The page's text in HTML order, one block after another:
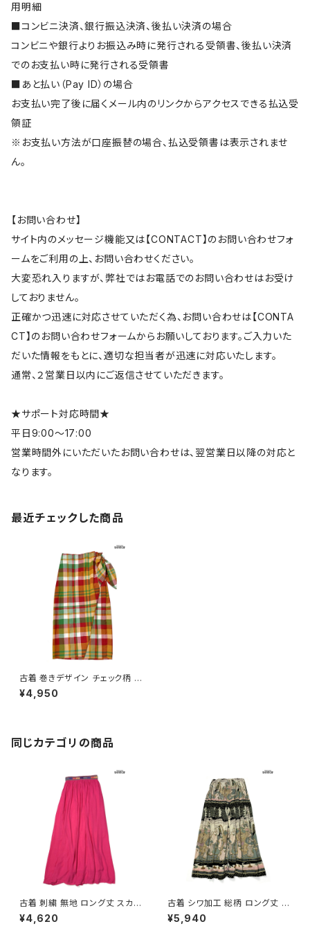
用明細
■コンビニ決済、銀行振込決済、後払い決済の場合
コンビニや銀行よりお振込み時に発行される受領書、後払い決済
でのお支払い時に発行される受領書
■あと払い（Pay ID）の場合
お支払い完了後に届くメール内のリンクからアクセスできる払込受
領証
※お支払い方法が口座振替の場合、払込受領書は表示されませ
ん。
【お問い合わせ】
サイト内のメッセージ機能又は【CONTACT】のお問い合わせフォ
ームをご利用の上、お問い合わせください。
大変恐れ入りますが、弊社ではお電話でのお問い合わせはお受け
しておりません。
正確かつ迅速に対応させていただく為、お問い合わせは【CONTA
CT】のお問い合わせフォームからお願いしております。ご入力いた
だいた情報をもとに、適切な担当者が迅速に対応いたします。
通常、２営業日以内にご返信させていただきます。
★サポート対応時間★
平日9:00～17:00
営業時間外にいただいたお問い合わせは、翌営業日以降の対応と
なります。
最近チェックした商品
古着 巻きデザイン チェック柄 コ
ットン ロング丈 スカート オレン
ジ (btu2601012)
¥4,950
同じカテゴリの商品
古着 刺繍 無地 ロング丈 スカー
ト ピンク (btu2604021)
¥4,620
古着 シワ加工 総柄 ロング丈 ス
カート 茶 (btu2604008)
¥5,940